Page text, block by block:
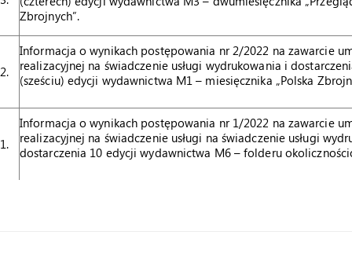
Zbrojnych”.
2.
Informacja o wynikach postępowania nr 2/2022 na zawarcie
realizacyjnej na świadczenie usługi wydrukowania i
(sześciu) edycji wydawnictwa M1 – miesięcznika „Polska
1.
Informacja o wynikach postępowania nr 1/2022 na zawarcie
realizacyjnej na świadczenie usługi na świadczenie usługi
dostarczenia 10 edycji wydawnictwa M6 – folderu